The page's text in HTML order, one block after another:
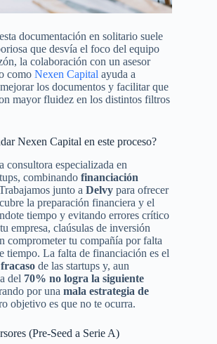
documentación en solitario suele
que desvía el foco del equipo
la colaboración con un asesor
como Nexen Capital ayuda a
los documentos y facilitar que
mayor fluidez en los distintos filtros
Nexen Capital en este proceso?
consultora especializada en
combinando financiación
junto a Delvy para ofrecer
la preparación financiera y el
tiempo y evitando errores crítico
empresa, claúsulas de inversión
comprometer tu compañía por falta
tiempo. La falta de financiación es el
de las startups y, aun
del 70% no logra la siguiente
por una mala estrategia de
objetivo es que no te ocurra.
(Pre-Seed a Serie A)